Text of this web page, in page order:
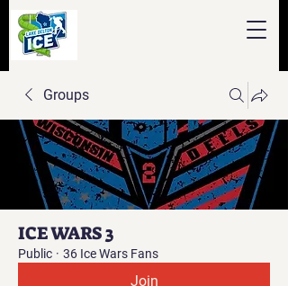
Groups
ICE WARS 3
Public · 36 Ice Wars Fans
Join